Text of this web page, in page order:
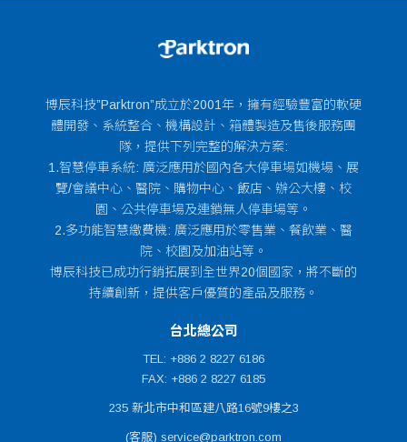
博辰科技”Parktron”成立於2001年，擁有經驗豐富的軟硬
體開發、系統整合、機構設計、箱體製造及售後服務團
隊，提供下列完整的解決方案:
1.智慧停車系統: 廣泛應用於國內各大停車場如機場、展
覽/會議中心、醫院、購物中心、飯店、辦公大樓、校
園、公共停車場及連鎖無人停車場等。
2.多功能智慧繳費機: 廣泛應用於零售業、餐飲業、醫
院、校園及加油站等。
博辰科技已成功行銷拓展到全世界20個國家，將不斷的
持續創新，提供客戶優質的產品及服務。
台北總公司
TEL: +886 2 8227 6186
FAX: +886 2 8227 6185
235 新北市中和區建八路16號9樓之3
(客服) service@parktron.com